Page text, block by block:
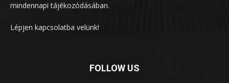
mindennapi tájékozódásában.
Lépjen kapcsolatba velünk!
FOLLOW US